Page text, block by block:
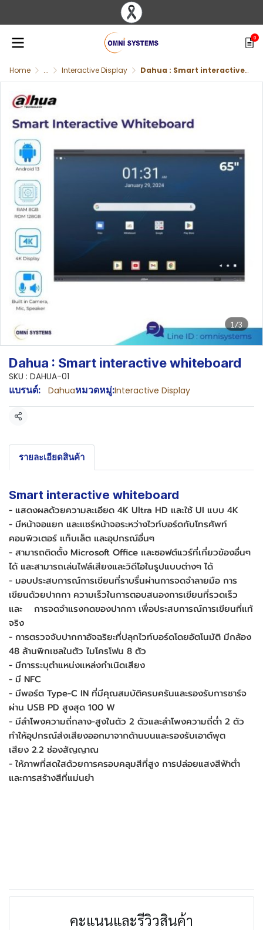
0
Home ... Interactive Display Dahua : Smart interactive whiteboard
1/3
Dahua : Smart interactive whiteboard
SKU : DAHUA-01
แบรนด์:
Dahuaหมวดหมู่:Interactive Display
แชร์
รายละเอียดสินค้า
Smart interactive whiteboard
- แสดงผลด้วยความละเอียด 4K Ultra HD และใช้ UI แบบ 4K
- มีหน้าจอแยก และแชร์หน้าจอระหว่างไวท์บอร์ดกับโทรศัพท์
คอมพิวเตอร์ แท็บเล็ต และอุปกรณ์อื่นๆ
- สามารถติดตั้ง Microsoft Office และซอฟต์แวร์ที่เกี่ยวข้องอื่นๆ
ได้ และสามารถเล่นไฟล์เสียงและวิดีโอในรูปแบบต่างๆ ได้
- มอบประสบการณ์การเขียนที่ราบรื่นผ่านการจดจำลายมือ การ
เขียนด้วยปากกา ความเร็วในการตอบสนองการเขียนที่รวดเร็ว
และ การจดจำแรงกดของปากกา เพื่อประสบการณ์การเขียนที่แท้
จริง
- การตรวจจับปากกาอัจฉริยะที่ปลุกไวท์บอร์ดโดยอัตโนมัติ มีกล้อง
48 ล้านพิกเซลในตัว ไมโครโฟน 8 ตัว
- มีการระบุตำแหน่งแหล่งกำเนิดเสียง
- มี NFC
- มีพอร์ต Type-C IN ที่มีคุณสมบัติครบครันและรองรับการชาร์จ
ผ่าน USB PD สูงสุด 100 W
- มีลำโพงความถี่กลาง-สูงในตัว 2 ตัวและลำโพงความถี่ต่ำ 2 ตัว
ทำให้อุปกรณ์ส่งเสียงออกมาจากด้านบนและรองรับเอาต์พุต
เสียง 2.2 ช่องสัญญาณ
- ให้ภาพที่สดใสด้วยการครอบคลุมสีที่สูง การปล่อยแสงสีฟ้าต่ำ
และการสร้างสีที่แม่นยำ
คะแนนและรีวิวสินค้า